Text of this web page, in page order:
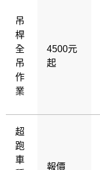
吊
桿
全
吊
作
業
4500元
起
超
跑
車
報價